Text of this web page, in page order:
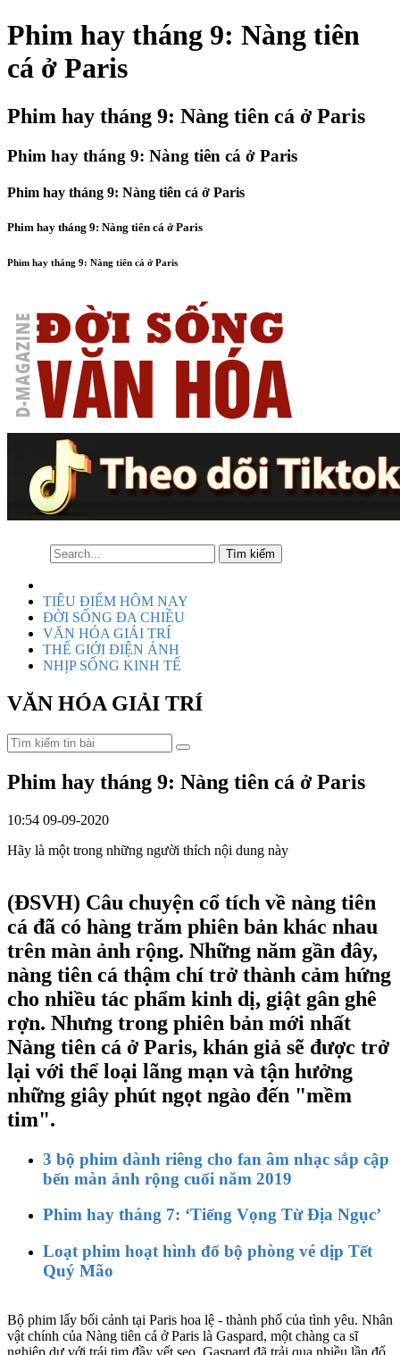
Phim hay tháng 9: Nàng tiên
cá ở Paris
Phim hay tháng 9: Nàng tiên cá ở Paris
Phim hay tháng 9: Nàng tiên cá ở Paris
Phim hay tháng 9: Nàng tiên cá ở Paris
Phim hay tháng 9: Nàng tiên cá ở Paris
Phim hay tháng 9: Nàng tiên cá ở Paris
TIÊU ĐIỂM HÔM NAY
ĐỜI SỐNG ĐA CHIỀU
VĂN HÓA GIẢI TRÍ
THẾ GIỚI ĐIỆN ẢNH
NHỊP SỐNG KINH TẾ
VĂN HÓA GIẢI TRÍ
Phim hay tháng 9: Nàng tiên cá ở Paris
10:54 09-09-2020
Hãy là một trong những người thích nội dung này
(ĐSVH) Câu chuyện cổ tích về nàng tiên
cá đã có hàng trăm phiên bản khác nhau
trên màn ảnh rộng. Những năm gần đây,
nàng tiên cá thậm chí trở thành cảm hứng
cho nhiều tác phẩm kinh dị, giật gân ghê
rợn. Nhưng trong phiên bản mới nhất
Nàng tiên cá ở Paris, khán giả sẽ được trở
lại với thể loại lãng mạn và tận hưởng
những giây phút ngọt ngào đến "mềm
tim".
3 bộ phim dành riêng cho fan âm nhạc sắp cập
bến màn ảnh rộng cuối năm 2019
Phim hay tháng 7: ‘Tiếng Vọng Từ Địa Ngục’
Loạt phim hoạt hình đổ bộ phòng vé dịp Tết
Quý Mão
Bộ phim lấy bối cảnh tại Paris hoa lệ - thành phố của tình yêu. Nhân
vật chính của Nàng tiên cá ở Paris là Gaspard, một chàng ca sĩ
nghiệp dư với trái tim đầy vết sẹo. Gaspard đã trải qua nhiều lần đổ